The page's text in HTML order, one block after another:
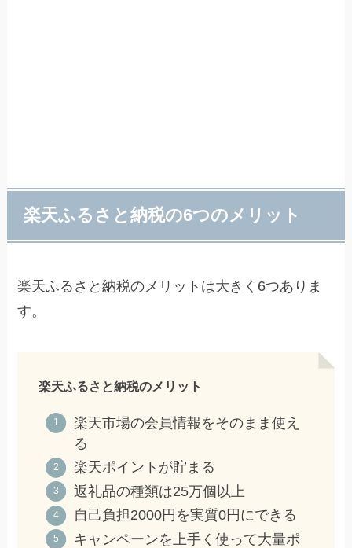
楽天ふるさと納税の6つのメリット
楽天ふるさと納税のメリットは大きく6つありま
す。
楽天ふるさと納税のメリット
楽天市場の会員情報をそのまま使え
る
楽天ポイントが貯まる
返礼品の種類は25万個以上
自己負担2000円を実質0円にできる
キャンペーンを上手く使って大量ポ